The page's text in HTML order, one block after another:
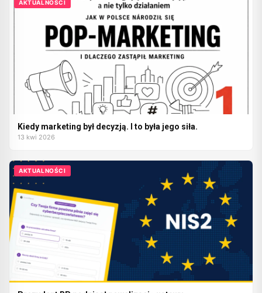
AKTUALNOŚCI
Kiedy marketing był decyzją. I to była jego siła.
13 kwi 2026
AKTUALNOŚCI